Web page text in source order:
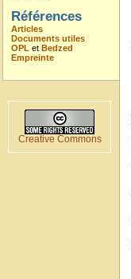
Références
Articles
Documents utiles
OPL et Bedzed
Empreinte
Creative Commons